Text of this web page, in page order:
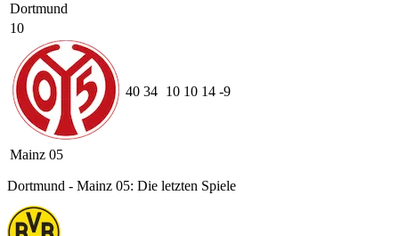
Dortmund
10
Mainz 05
40 34 10 10 14 -9
Dortmund - Mainz 05: Die letzten Spiele